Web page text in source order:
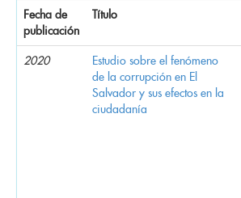
Fecha de
publicación
Título
2020
Estudio sobre el fenómeno
de la corrupción en El
Salvador y sus efectos en la
ciudadanía